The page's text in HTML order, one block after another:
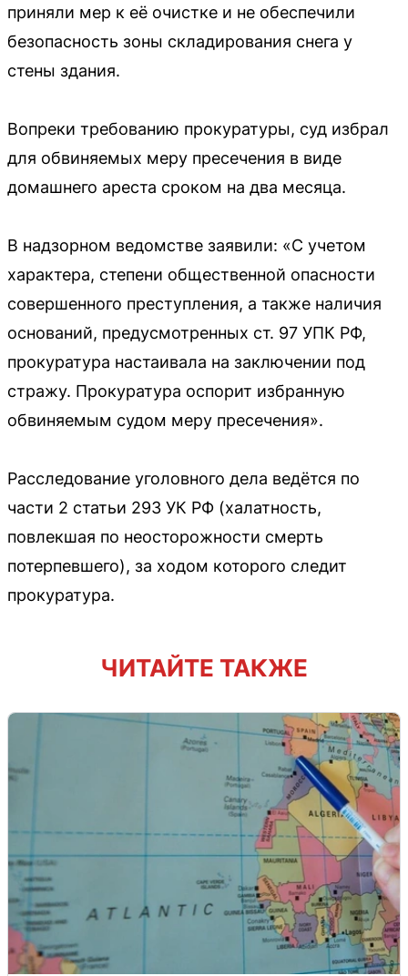
приняли мер к её очистке и не обеспечили
безопасность зоны складирования снега у
стены здания.
Вопреки требованию прокуратуры, суд избрал
для обвиняемых меру пресечения в виде
домашнего ареста сроком на два месяца.
В надзорном ведомстве заявили: «С учетом
характера, степени общественной опасности
совершенного преступления, а также наличия
оснований, предусмотренных ст. 97 УПК РФ,
прокуратура настаивала на заключении под
стражу. Прокуратура оспорит избранную
обвиняемым судом меру пресечения».
Расследование уголовного дела ведётся по
части 2 статьи 293 УК РФ (халатность,
повлекшая по неосторожности смерть
потерпевшего), за ходом которого следит
прокуратура.
ЧИТАЙТЕ ТАКЖЕ